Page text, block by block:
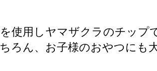
使用しヤマザクラのチップ
ろん、お子様のおやつにも大